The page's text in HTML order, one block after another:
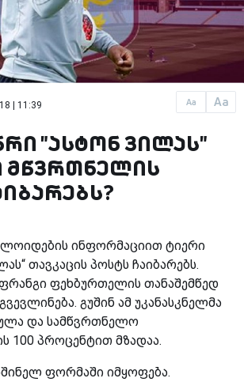
Aa Aa
| 11:39
"ასტონ ვილას"
მწვრთნელის
ინფორმაციით ტიერი
თავკაცის პოსტს ჩაიბარებს.
ფეხბურთელის თანაშემწედ
გუშინ ამ უკანასკნელმა
და სამწვრთნელო
100 პროცენტით მზადაა.
ფორმაში იმყოფება.